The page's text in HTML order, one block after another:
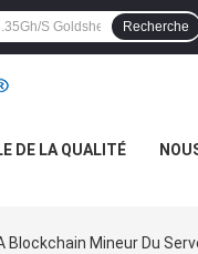
Recherche
DE LA QUALITÉ
Blockchain Mineur Du